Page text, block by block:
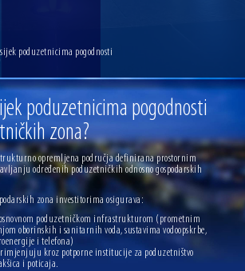
poduzetnicima pogodnosti
poduzetnicima pogodnosti
zona?
opremljena područja definirana prostornim
određenih poduzetničkih odnosno gospodarskih
zona investitorima osigurava:
poduzetničkom infrastrukturom (prometnim
oborinskih i sanitarnih voda, sustavima vodoopskrbe,
i telefona)
kroz potporne institucije za poduzetništvo
i poticaja.